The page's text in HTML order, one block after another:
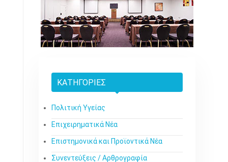
ΚΑΤΗΓΟΡΊΕΣ
Πολιτική Υγείας
Επιχειρηματικά Νέα
Επιστημονικά και Προϊοντικά Νέα
Συνεντεύξεις / Αρθρογραφία